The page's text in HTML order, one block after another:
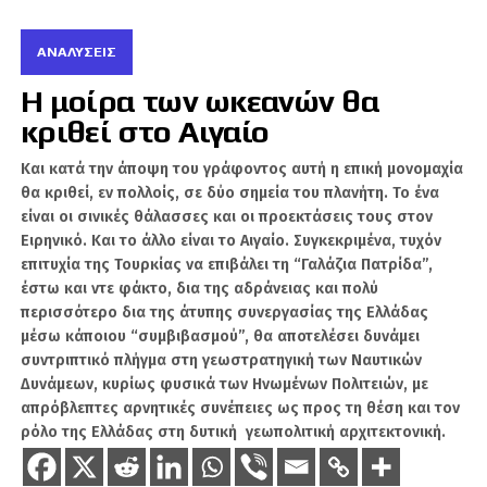
βέβαιος ότι θα πετύχουμε, μεταξύ άλλων
επειδή οι σχέσεις μας με τη Ρωσία είναι
ανοιχτές και ειλικρινείς», είπε.
Το Κρεμλίνο ανακοίνωσε τη Δευτέρα ότι ο
Πούτιν και ο Πασινιάν μίλησαν τηλεφωνικά,
αναφέροντας μόνο ότι οι δύο άνδρες
συζήτησαν τη σύνοδο κορυφής της
Ευρασιατικής Συνόδου που πραγματοποιήθηκε
την περασμένη εβδομάδα στο Καζακστάν,
όπου ο Πούτιν είχε εκφράσει τις
προειδοποιήσεις του, χωρίς να δώσει
λεπτομέρειες.
Η Μόσχα ανέφερε επίσης ότι ο Πούτιν
ευχήθηκε στον Πασινιάν για τα γενέθλιά του.
ΑΝΑΛΎΣΕΙΣ
Η μοίρα των ωκεανών θα
κριθεί στο Αιγαίο
Και κατά την άποψη του γράφοντος αυτή η επική μονομαχία
θα κριθεί, εν πολλοίς, σε δύο σημεία του πλανήτη. Το ένα
είναι οι σινικές θάλασσες και οι προεκτάσεις τους στον
Ειρηνικό. Και το άλλο είναι το Αιγαίο. Συγκεκριμένα, τυχόν
επιτυχία της Τουρκίας να επιβάλει τη “Γαλάζια Πατρίδα”,
έστω και ντε φάκτο, δια της αδράνειας και πολύ
περισσότερο δια της άτυπης συνεργασίας της Ελλάδας
μέσω κάποιου “συμβιβασμού”, θα αποτελέσει δυνάμει
συντριπτικό πλήγμα στη γεωστρατηγική των Ναυτικών
Δυνάμεων, κυρίως φυσικά των Ηνωμένων Πολιτειών, με
απρόβλεπτες αρνητικές συνέπειες ως προς τη θέση και τον
ρόλο της Ελλάδας στη δυτική γεωπολιτική αρχιτεκτονική.